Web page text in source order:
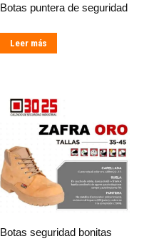
Botas puntera de seguridad
Leer más
Botas seguridad bonitas